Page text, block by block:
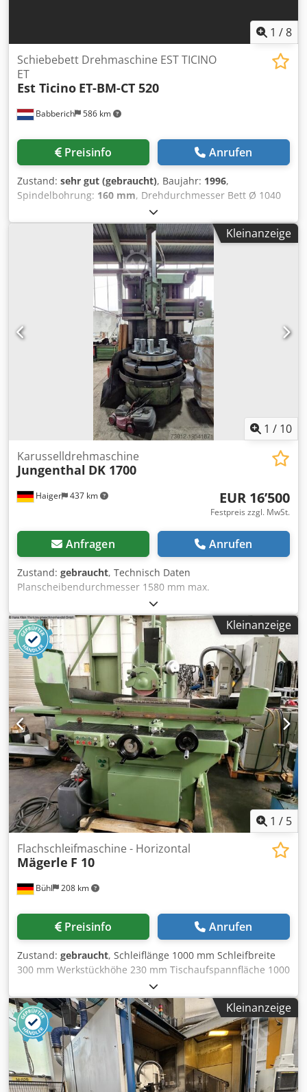
1 /8
Babberich 586 km
Schiebebett Drehmaschine EST TICINO
ET
Est Ticino ET-BM-CT 520
Preisinfo Anrufen
Zustand: sehr gut (gebraucht), Baujahr: 1996,
Spindelbohrung: 160 mm, Drehdurchmesser Bett Ø 1040
mm Drehdurchmesser Schlitten 710 mm
Drehdurchmesser Grube Ø 1580 mm Drehlänge 3000/4500
mm Grubenlänge 1500 mm Spindelbohrung 160 mm
Leistung Spindel 40 kW Bettbreite 800 mm
Spindelaufnahme 6 Mk Werkstückgewicht 3500 Drehzahl
800 Rpm Vorschub X - Achse 10000 mm/min. Vorschub Z-
Achse 10000 mm/min. Dsdpfx Ajxtbf Ejcbeck
Kleinanzeige
1 / 10
Haiger 437 km
Karusselldrehmaschine
Jungenthal DK 1700
EUR 16’500
Festpreis zzgl. MwSt.
Anfragen Anrufen
Zustand: gebraucht, Technisch Daten
Planscheibendurchmesser 1580 mm max.
Drehdurchmesser 1700 mm max. Drehhöhe
Querbalkensupport 1250 mm max. Drehhöhe
Seitensupport 1160 mm max. Planscheibenlast 12000 kg
max. Entfernung Planscheibe bis Querbalken-Unterkante
1210 mm max. Entfernung Planscheibe bis
Seitenstahlhalter-Unterkante 980 mm max. Entfernung
Planscheibe bis Revolverkopf-Unterkante 1420 mm 18
Spindeldrehzahlen 2,8 - 140 U/min 18 Vorschubstufen
Dsdpfx Acowyn Ntebjck 0,063 - 3,15 mm/U
Gesamtleistungsbedarf 55 kW Raumbedarf ca. 5300 x 3500
x 4100 mm Steuerung konventionell
Kleinanzeige
1 / 5
Bühl 208 km
Flachschleifmaschine - Horizontal
Mägerle F 10
Preisinfo Anrufen
Zustand: gebraucht, Schleiflänge 1000 mm Schleifbreite
300 mm Werkstückhöhe 230 mm Tischaufspannfläche 1000
x 240 mm x-Weg 1000 mm y-Weg 270 mm z-Weg 350 mm
Schleifscheibendurchmesser 240 mm
Schleifspindeldrehzahl 2180 U/min Tischgeschwindigkeit -
stufenlos- 3 - 30 m/min Gesamtleistungsbedarf 4,5 kW
Maschinengewicht ca. 2,8 t Abmessungen der Maschine L
x B x H 2,36 x 1,37 x 2,0 m Zubehör: Magnetplatte 680 x 200
mm, Schleifscheibe mit Flansch (ø 240 x 25 mm), Djdpfx
Aou Dn Txjcbeck Nassschleifeinrichtung
Kleinanzeige